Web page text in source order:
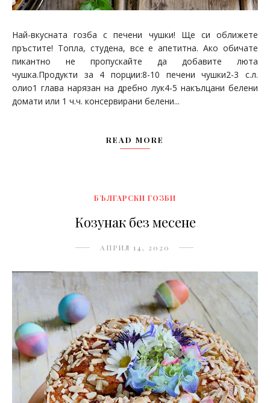
Най-вкусната гозба с печени чушки! Ще си оближете
пръстите! Топла, студена, все е апетитна. Ако обичате
пикантно не пропускайте да добавите люта
чушка.Продукти за 4 порции:8-10 печени чушки2-3 с.л.
олио1 глава нарязан на дребно лук4-5 накълцани белени
домати или 1 ч.ч. консервирани белени...
READ MORE
БЪЛГАРСКИ ГОЗБИ
Козунак без месене
АПРИЛ 14, 2020